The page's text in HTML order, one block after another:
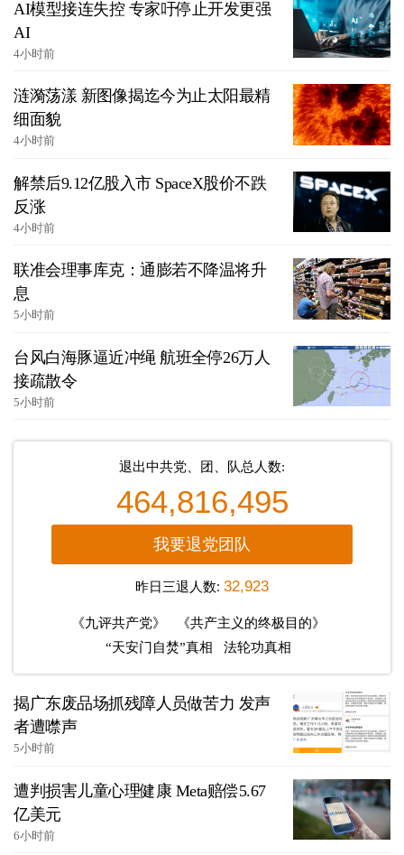
AI模型接连失控 专家吁停止开发更强
AI
4小时前
涟漪荡漾 新图像揭迄今为止太阳最精
细面貌
4小时前
解禁后9.12亿股入市 SpaceX股价不跌
反涨
4小时前
联准会理事库克：通膨若不降温将升
息
5小时前
台风白海豚逼近冲绳 航班全停26万人
接疏散令
5小时前
退出中共党、团、队总人数:
464,816,495
我要退党团队
昨日三退人数: 32,923
《九评共产党》
《共产主义的终极目的》
“天安门自焚”真相
法轮功真相
揭广东废品场抓残障人员做苦力 发声
者遭噤声
5小时前
遭判损害儿童心理健康 Meta赔偿5.67
亿美元
6小时前